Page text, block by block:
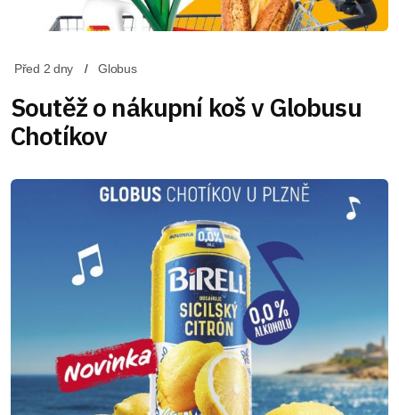
Před 2 dny Globus
Soutěž o nákupní koš v Globusu
Chotíkov